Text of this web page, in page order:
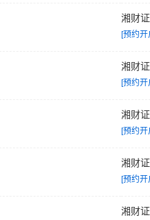
湘财
[预约开
湘财
[预约开
湘财
[预约开
湘财
[预约开
湘财